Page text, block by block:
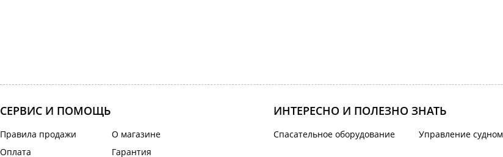
СЕРВИС И ПОМОЩЬ
Правила продажи
Оплата
О магазине
Гарантия
ИНТЕРЕСНО И ПОЛЕЗНО ЗНАТЬ
Спасательное оборудование Управление судном